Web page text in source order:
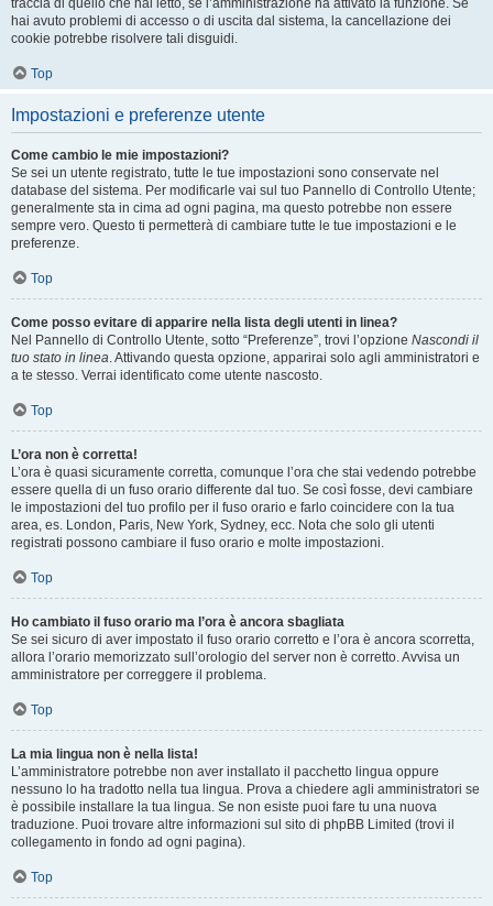
traccia di quello che hai letto, se l’amministrazione ha attivato la funzione. Se
hai avuto problemi di accesso o di uscita dal sistema, la cancellazione dei
cookie potrebbe risolvere tali disguidi.
Top
Impostazioni e preferenze utente
Come cambio le mie impostazioni?
Se sei un utente registrato, tutte le tue impostazioni sono conservate nel
database del sistema. Per modificarle vai sul tuo Pannello di Controllo Utente;
generalmente sta in cima ad ogni pagina, ma questo potrebbe non essere
sempre vero. Questo ti permetterà di cambiare tutte le tue impostazioni e le
preferenze.
Top
Come posso evitare di apparire nella lista degli utenti in linea?
Nel Pannello di Controllo Utente, sotto “Preferenze”, trovi l’opzione Nascondi il
tuo stato in linea. Attivando questa opzione, apparirai solo agli amministratori e
a te stesso. Verrai identificato come utente nascosto.
Top
L’ora non è corretta!
L’ora è quasi sicuramente corretta, comunque l’ora che stai vedendo potrebbe
essere quella di un fuso orario differente dal tuo. Se così fosse, devi cambiare
le impostazioni del tuo profilo per il fuso orario e farlo coincidere con la tua
area, es. London, Paris, New York, Sydney, ecc. Nota che solo gli utenti
registrati possono cambiare il fuso orario e molte impostazioni.
Top
Ho cambiato il fuso orario ma l’ora è ancora sbagliata
Se sei sicuro di aver impostato il fuso orario corretto e l’ora è ancora scorretta,
allora l’orario memorizzato sull’orologio del server non è corretto. Avvisa un
amministratore per correggere il problema.
Top
La mia lingua non è nella lista!
L’amministratore potrebbe non aver installato il pacchetto lingua oppure
nessuno lo ha tradotto nella tua lingua. Prova a chiedere agli amministratori se
è possibile installare la tua lingua. Se non esiste puoi fare tu una nuova
traduzione. Puoi trovare altre informazioni sul sito di phpBB Limited (trovi il
collegamento in fondo ad ogni pagina).
Top